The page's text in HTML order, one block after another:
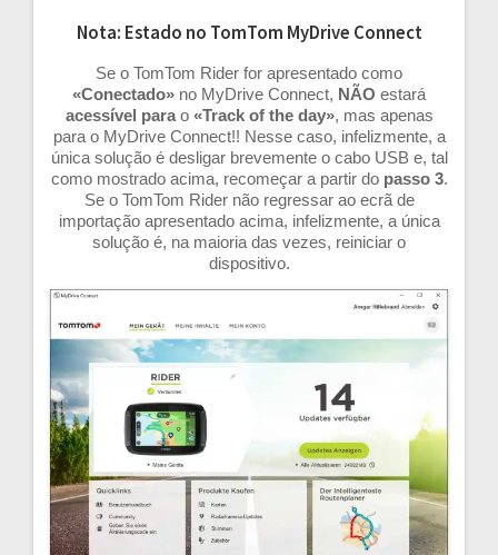
Nota: Estado no TomTom MyDrive Connect
Se o TomTom Rider for apresentado como
«Conectado» no MyDrive Connect, NÃO estará
acessível para o«Track of the day», mas apenas
para o MyDrive Connect!! Nesse caso, infelizmente, a
única solução é desligar brevemente o cabo USB e, tal
como mostrado acima, recomeçar a partir do passo 3.
Se o TomTom Rider não regressar ao ecrã de
importação apresentado acima, infelizmente, a única
solução é, na maioria das vezes, reiniciar o
dispositivo.